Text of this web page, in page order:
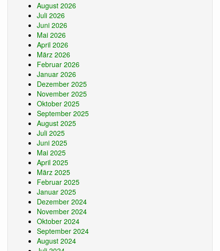
August 2026
Juli 2026
Juni 2026
Mai 2026
April 2026
März 2026
Februar 2026
Januar 2026
Dezember 2025
November 2025
Oktober 2025
September 2025
August 2025
Juli 2025
Juni 2025
Mai 2025
April 2025
März 2025
Februar 2025
Januar 2025
Dezember 2024
November 2024
Oktober 2024
September 2024
August 2024